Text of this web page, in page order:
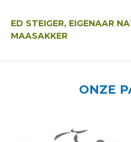
ED STEIGER, EIGENAAR
MAASAKKER
ONZE